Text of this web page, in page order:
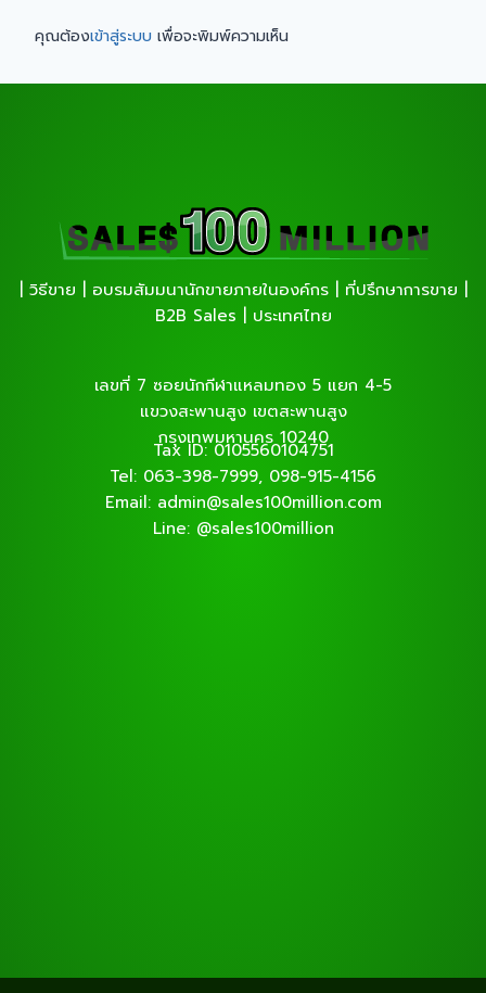
คุณต้องเข้าสู่ระบบ เพื่อจะพิมพ์ความเห็น
| วิธีขาย | อบรมสัมมนานักขายภายในองค์กร | ที่ปรึกษาการขาย |
B2B Sales | ประเทศไทย
เลขที่ 7 ซอยนักกีฬาแหลมทอง 5 แยก 4-5
แขวงสะพานสูง เขตสะพานสูง
กรุงเทพมหานคร 10240
Tax ID: 0105560104751
Tel: 063-398-7999, 098-915-4156
Email: admin@sales100million.com
Line: @sales100million